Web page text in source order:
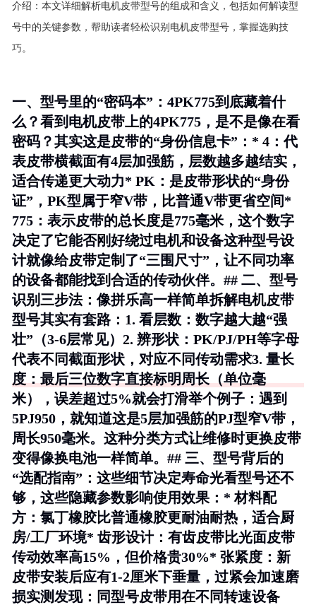
介绍： 本文详细解析电机皮带型号的组成和含义，包括如何解读型
号中的关键参数，帮助读者轻松识别电机皮带型号，掌握选购技
巧。
一、型号里的“密码本”：4PK775到底藏着什
么？看到电机皮带上的4PK775，是不是像在看
密码？其实这是皮带的“身份信息卡”：* 4 ：代
表皮带横截面有4层加强筋，层数越多越结实，
适合传递更大动力* PK ：是皮带形状的“身份
证”，PK型属于窄V带，比普通V带更省空间*
775 ：表示皮带的总长度是775毫米，这个数字
决定了它能否刚好绕过电机和设备这种型号设
计就像给皮带定制了“三围尺寸”，让不同功率
的设备都能找到合适的传动伙伴。## 二、型号
识别三步法：像拼乐高一样简单拆解电机皮带
型号其实有套路：1. 看层数 ：数字越大越“强
壮”（3-6层常见）2. 辨形状 ：PK/PJ/PH等字母
代表不同截面形状，对应不同传动需求3. 量长
度 ：最后三位数字直接标明周长（单位毫
米），误差超过5%就会打滑举个例子：遇到
5PJ950，就知道这是5层加强筋的PJ型窄V带，
周长950毫米。这种分类方式让维修时更换皮带
变得像换电池一样简单。## 三、型号背后的
“选配指南”：这些细节决定寿命光看型号还不
够，这些隐藏参数影响使用效果：*材料配
方 ：氯丁橡胶比普通橡胶更耐油耐热，适合厨
房/工厂环境* 齿形设计：有齿皮带比光面皮带
传动效率高15%，但价格贵30%* 张紧度 ：新
皮带安装后应有1-2厘米下垂量，过紧会加速磨
损实测发现：同型号皮带用在不同转速设备